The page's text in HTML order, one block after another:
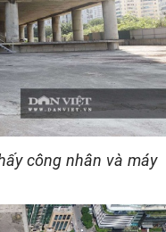
công nhân và máy